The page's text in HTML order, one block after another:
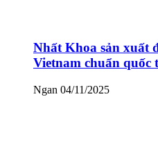
Nhất Khoa sản xuất
Vietnam chuẩn quốc
Ngan 04/11/2025